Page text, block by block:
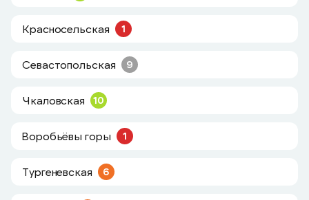
Красносельская 1
Севастопольская 9
Чкаловская 10
Воробьёвы горы 1
Тургеневская 6